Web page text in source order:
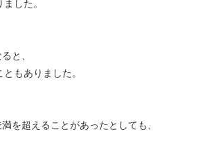
した。
と、
もありました。
を超えることがあったとしても、